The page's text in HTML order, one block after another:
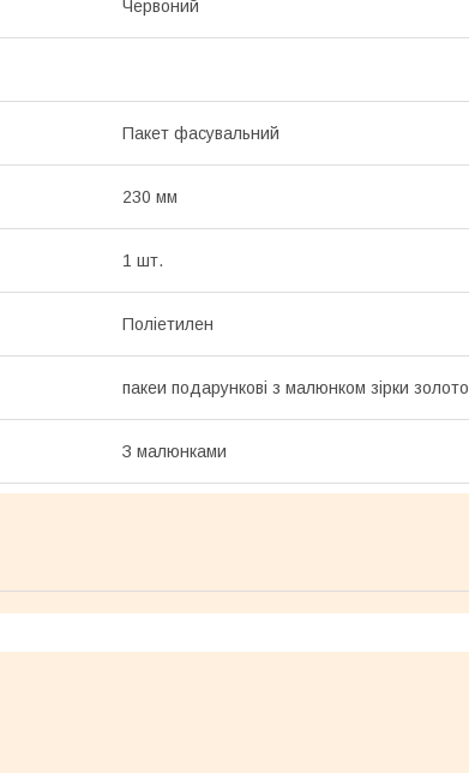
Червоний
Пакет фасувальний
230 мм
1 шт.
Поліетилен
пакеи подарункові з малюнком зірки золото
З малюнками